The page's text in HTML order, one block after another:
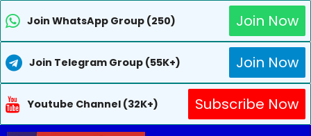
Join WhatsApp Group (250) Join Now
Join Telegram Group (55K+) Join Now
Youtube Channel (32K+)
Subscribe Now